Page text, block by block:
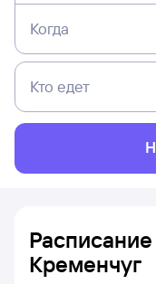
Когда
Кто едет
Кременчуг